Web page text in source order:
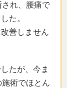
れ、腰痛で
た。
善しません
たが、今ま
術でほとん